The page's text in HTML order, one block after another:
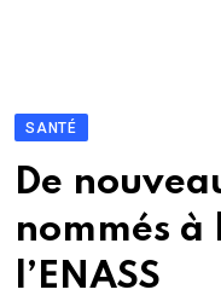
SANTÉ
De
nommés à
l’ENASS